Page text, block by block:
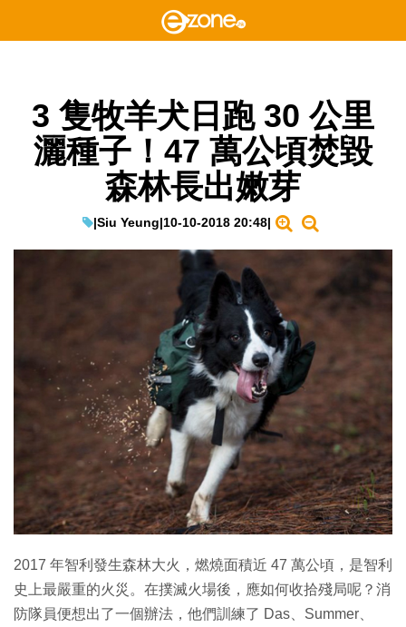
3 隻牧羊犬日跑 30 公里
灑種子！47 萬公頃焚毀
森林長出嫩芽
|Siu Yeung|10-10-2018 20:48|
2017 年智利發生森林大火，燃燒面積近 47 萬公頃，是智利
史上最嚴重的火災。在撲滅火場後，應如何收拾殘局呢？消
防隊員便想出了一個辦法，他們訓練了 Das、Summer、